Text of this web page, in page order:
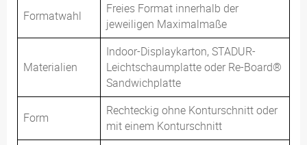
Formatwahl
Freies Format innerhalb der
jeweiligen Maximalmaße
Materialien
Indoor-Displaykarton, STADUR-
Leichtschaumplatte oder Re-Board®
Sandwichplatte
Form
Rechteckig ohne Konturschnitt oder
mit einem Konturschnitt